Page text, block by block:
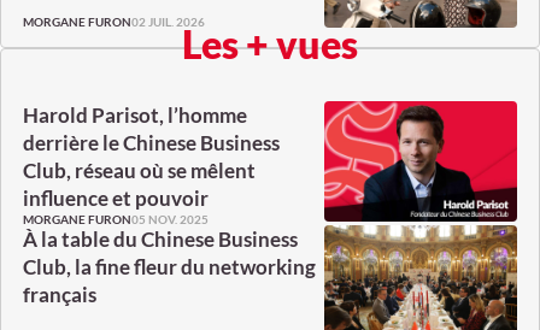
MORGANE FURON02 JUIL. 2026Les + vues
Harold Parisot, l’homme
derrière le Chinese Business
Club, réseau où se mêlent
influence et pouvoir
MORGANE FURON05 NOV. 2025
À la table du Chinese Business
Club, la fine fleur du networking
français